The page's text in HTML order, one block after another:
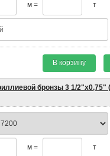
м = т
В корзину
бронзы 3 1/2"х0,75"
м = т